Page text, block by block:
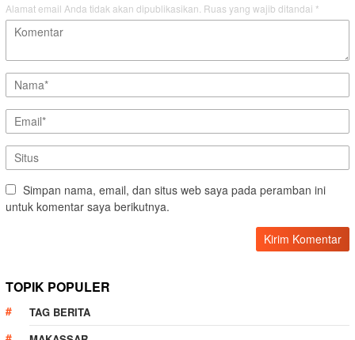
Alamat email Anda tidak akan dipublikasikan. Ruas yang wajib ditandai *
Simpan nama, email, dan situs web saya pada peramban ini
untuk komentar saya berikutnya.
TOPIK POPULER
TAG BERITA